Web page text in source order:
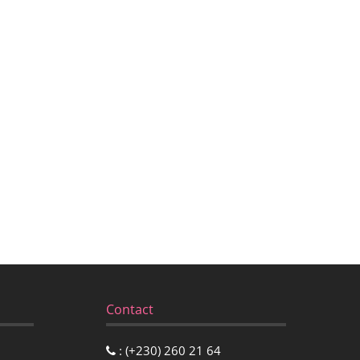
Contact
: (+230) 260 21 64